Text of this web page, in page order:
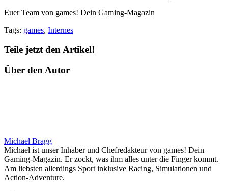
Euer Team von games! Dein Gaming-Magazin
Tags: games, Internes
Teile jetzt den Artikel!
Über den Autor
Michael Bragg
Michael ist unser Inhaber und Chefredakteur von games! Dein
Gaming-Magazin. Er zockt, was ihm alles unter die Finger kommt.
Am liebsten allerdings Sport inklusive Racing, Simulationen und
Action-Adventure.